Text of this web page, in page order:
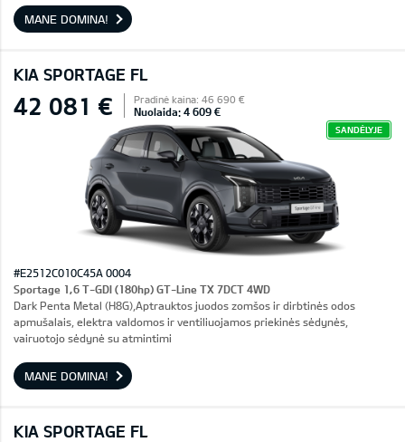
MANE DOMINA!
KIA SPORTAGE FL
42 081 € Pradinė kaina: 46 690 €
Nuolaida: 4 609 €
SANDĖLYJE
#E2512C010C45A 0004
Sportage 1,6 T-GDI (180hp) GT-Line TX 7DCT 4WD
Dark Penta Metal (H8G),Aptrauktos juodos zomšos ir dirbtinės odos
apmušalais, elektra valdomos ir ventiliuojamos priekinės sėdynės,
vairuotojo sėdynė su atmintimi
MANE DOMINA!
KIA SPORTAGE FL